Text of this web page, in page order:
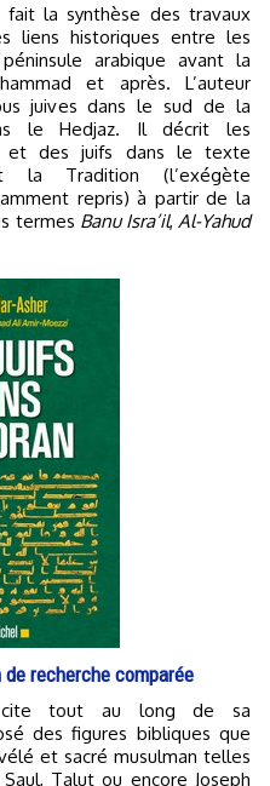
la synthèse des travaux
liens historiques entre les
arabique avant la
et après. L’auteur
juives dans le sud de la
le Hedjaz. Il décrit les
et des juifs dans le texte
la Tradition (l’exégète
repris) à partir de la
termes Banu Isra’il,Al-Yahud
recherche comparée
des figures bibliques que
et sacré musulman telles
Talut ou encore Joseph